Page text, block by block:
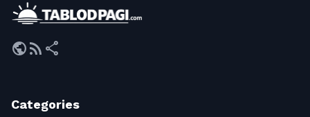
publicrss_feed share
Categories